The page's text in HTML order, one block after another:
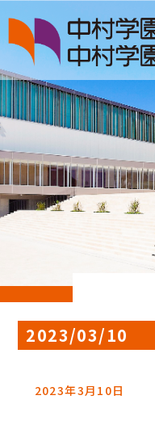
2023/03/10
2023年3月10日